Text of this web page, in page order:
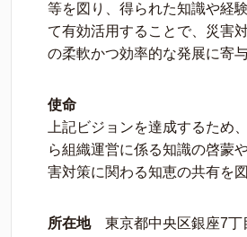
等を図り、得られた知識や経
て有効活用することで、災害
の柔軟かつ効率的な発展に寄
使命
上記ビジョンを達成するため
ら組織運営に係る知識の啓蒙
害対策に関わる知恵の共有を図
所在地東京都中央区銀座7丁